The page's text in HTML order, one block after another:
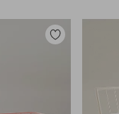
Lisää